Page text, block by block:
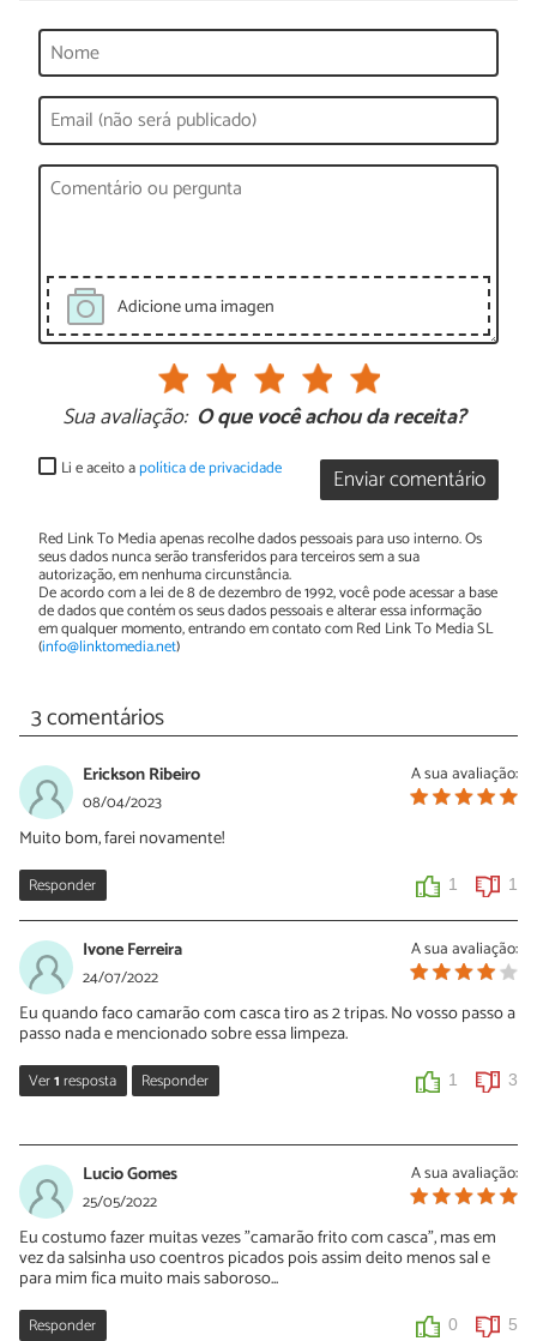
Adicione uma imagen
Sua avaliação: O que você achou da receita?
Enviar comentário
Li e aceito apolítica de privacidade
Red Link To Media apenas recolhe dados pessoais para uso interno. Os
seus dados nunca serão transferidos para terceiros sem a sua
autorização, em nenhuma circunstância.
De acordo com a lei de 8 de dezembro de 1992, você pode acessar a base
de dados que contém os seus dados pessoais e alterar essa informação
em qualquer momento, entrando em contato com Red Link To Media SL
(info@linktomedia.net)
3 comentários
A sua avaliação:
Erickson Ribeiro
08/04/2023
Muito bom, farei novamente!
Responder 1 1
A sua avaliação:
Ivone Ferreira
24/07/2022
Eu quando faco camarão com casca tiro as 2 tripas. No vosso passo a
passo nada e mencionado sobre essa limpeza.
Ver1resposta Responder 1 3
15/11/2022
Como faço p tirar as tripas e deixá-los c as cascas?
0
A sua avaliação:
Lucio Gomes
25/05/2022
Eu costumo fazer muitas vezes "camarão frito com casca", mas em
vez da salsinha uso coentros picados pois assim deito menos sal e
para mim fica muito mais saboroso...
Responder 0 5